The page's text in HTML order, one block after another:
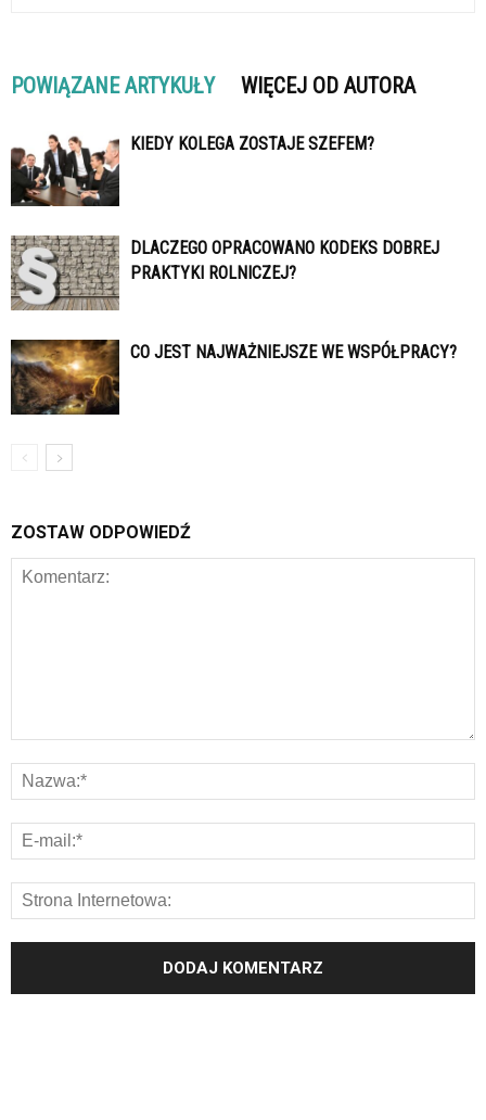
POWIĄZANE ARTYKUŁY WIĘCEJ OD AUTORA
KIEDY KOLEGA ZOSTAJE SZEFEM?
DLACZEGO OPRACOWANO KODEKS DOBREJ
PRAKTYKI ROLNICZEJ?
CO JEST NAJWAŻNIEJSZE WE WSPÓŁPRACY?
ZOSTAW ODPOWIEDŹ